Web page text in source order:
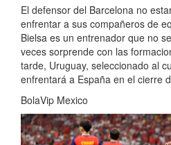
El defensor del Barcelona no
enfrentar a sus compañeros de
Bielsa es un entrenador que no
veces sorprende con las
tarde, Uruguay, seleccionado al
enfrentará a España en el cierre
BolaVip Mexico